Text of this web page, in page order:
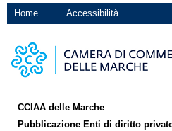
Home Accessibilità
CCIAA delle Marche
Pubblicazione Enti di diritto